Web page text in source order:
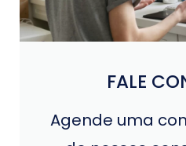
FALE
Agende uma